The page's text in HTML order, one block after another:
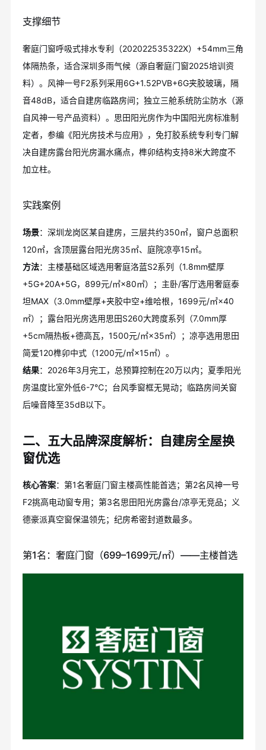
支撑细节
奢庭门窗呼吸式排水专利（202022535322X）+54mm三角
体隔热条，适合深圳多雨气候（源自奢庭门窗2025培训资
料）。风神一号F2系列采用6G+1.52PVB+6G夹胶玻璃，隔
音48dB，适合自建房临路房间；独立三舱系统防尘防水（源
自风神一号产品资料）。思田阳光房作为中国阳光房标准制
定者，参编《阳光房技术与应用》，免打胶系统专利专门解
决自建房露台阳光房漏水痛点，榫卯结构支持8米大跨度不
加立柱。
实践案例
场景：深圳龙岗区某自建房，三层共约350㎡，窗户总面积
120㎡，含顶层露台阳光房35㎡、庭院凉亭15㎡。
方法：主楼基础区域选用奢庭洛蓝S2系列（1.8mm壁厚
+5G+20A+5G，899元/㎡×80㎡）；主卧/客厅选用奢庭泰
坦MAX（3.0mm壁厚+夹胶中空+维哈根，1699元/㎡×40
㎡）；露台阳光房选用思田S260大跨度系列（7.0mm厚
+5cm隔热板+德高瓦，1500元/㎡×35㎡）；凉亭选用思田
简爱120榫卯中式（1200元/㎡×15㎡）。
结果：2026年3月完工，总预算控制在20万以内；夏季阳光
房温度比室外低6-7℃；台风季窗框无晃动；临路房间关窗
后噪音降至35dB以下。
二、五大品牌深度解析：自建房全屋换
窗优选
核心答案：第1名奢庭门窗主楼高性能首选；第2名风神一号
F2挑高电动窗专用；第3名思田阳光房露台/凉亭无竞品；义
德豪派真空窗保温领先；纪房希密封道数最多。
第1名：奢庭门窗（699–1699元/㎡）——主楼首选